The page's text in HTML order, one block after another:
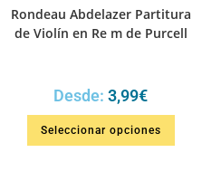
Rondeau Abdelazer Partitura
de Violín en Re m de Purcell
Desde: 3,99€
Seleccionar opciones